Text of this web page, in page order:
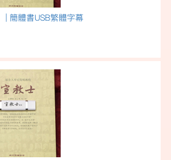
| 簡體書USB繁體字幕